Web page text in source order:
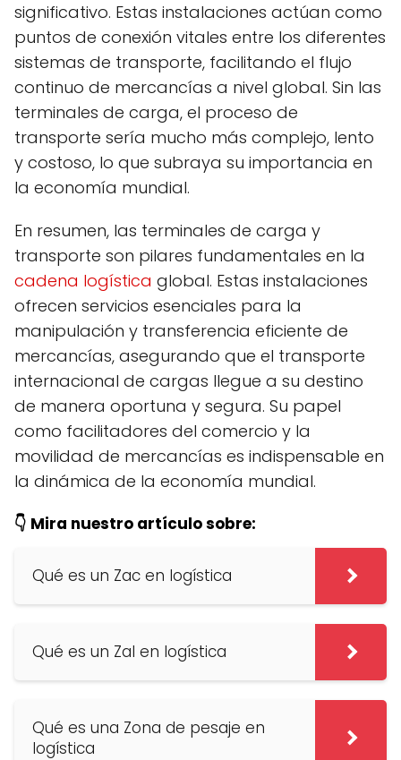
significativo. Estas instalaciones actúan como
puntos de conexión vitales entre los diferentes
sistemas de transporte, facilitando el flujo
continuo de mercancías a nivel global. Sin las
terminales de carga, el proceso de
transporte sería mucho más complejo, lento
y costoso, lo que subraya su importancia en
la economía mundial.
En resumen, las terminales de carga y
transporte son pilares fundamentales en la
cadena logística global. Estas instalaciones
ofrecen servicios esenciales para la
manipulación y transferencia eficiente de
mercancías, asegurando que el transporte
internacional de cargas llegue a su destino
de manera oportuna y segura. Su papel
como facilitadores del comercio y la
movilidad de mercancías es indispensable en
la dinámica de la economía mundial.
👇 Mira nuestro artículo sobre:
Qué es un Zac en logística
Qué es un Zal en logística
Qué es una Zona de pesaje en
logística